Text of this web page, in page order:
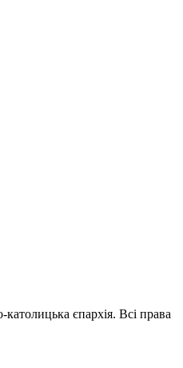
католицька єпархія. Всі права